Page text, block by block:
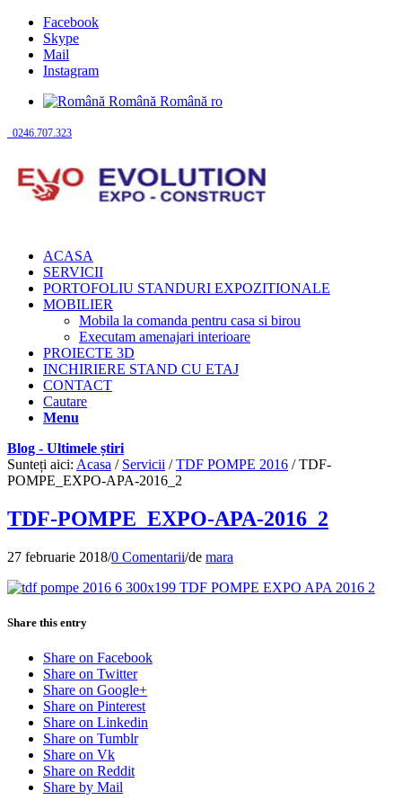
Facebook
Skype
Mail
Instagram
Română Română ro
0246.707.323
ACASA
SERVICII
PORTOFOLIU STANDURI EXPOZITIONALE
MOBILIER
Mobila la comanda pentru casa si birou
Executam amenajari interioare
PROIECTE 3D
INCHIRIERE STAND CU ETAJ
CONTACT
Cautare
Menu
Blog - Ultimele știri
Sunteți aici: Acasa / Servicii / TDF POMPE 2016 / TDF-
POMPE_EXPO-APA-2016_2
TDF-POMPE_EXPO-APA-2016_2
27 februarie 2018/0 Comentarii/de mara
Share this entry
Share on Facebook
Share on Twitter
Share on Google+
Share on Pinterest
Share on Linkedin
Share on Tumblr
Share on Vk
Share on Reddit
Share by Mail